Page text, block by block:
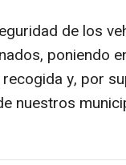
de los
poniendo
y, por
nuestros